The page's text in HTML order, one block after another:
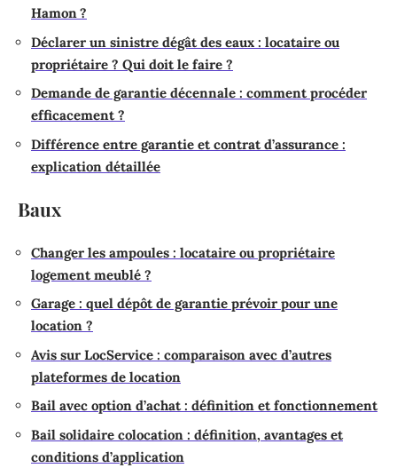
Hamon ?
Déclarer un sinistre dégât des eaux : locataire ou
propriétaire ? Qui doit le faire ?
Demande de garantie décennale : comment procéder
efficacement ?
Différence entre garantie et contrat d’assurance :
explication détaillée
Baux
Changer les ampoules : locataire ou propriétaire
logement meublé ?
Garage : quel dépôt de garantie prévoir pour une
location ?
Avis sur LocService : comparaison avec d’autres
plateformes de location
Bail avec option d’achat : définition et fonctionnement
Bail solidaire colocation : définition, avantages et
conditions d’application